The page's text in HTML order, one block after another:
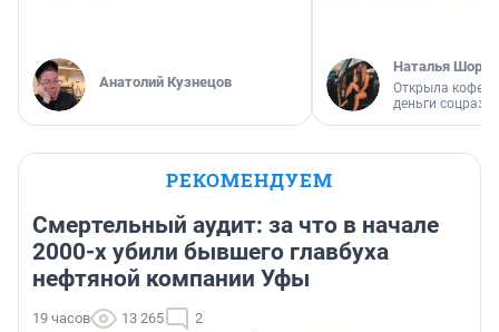
Анатолий Кузнецов
Наталья
Открыла
деньги
РЕКОМЕНДУЕМ
Смертельный аудит: за что в начале
2000-х убили бывшего главбуха
нефтяной компании Уфы
19 часов 13 265 2